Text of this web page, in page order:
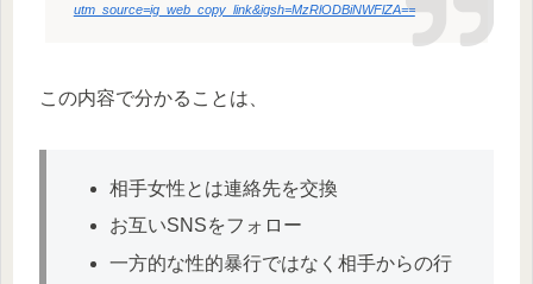
utm_source=ig_web_copy_link&igsh=MzRlODBiNWFlZA==
この内容で分かることは、
相手女性とは連絡先を交換
お互いSNSをフォロー
一方的な性的暴行ではなく相手からの行